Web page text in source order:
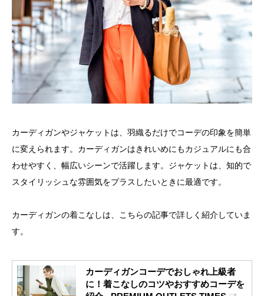
カーディガンやジャケットは、羽織るだけでコーデの印象を簡単
に変えられます。カーディガンはきれいめにもカジュアルにも合
わせやすく、幅広いシーンで活躍します。ジャケットは、知的で
スタイリッシュな雰囲気をプラスしたいときに最適です。
カーディガンの着こなしは、こちらの記事で詳しく紹介していま
す。
カーディガンコーデでおしゃれ上級者
に！着こなしのコツやおすすめコーデを